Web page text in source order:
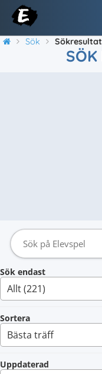
Sök Sökresultat
SÖK
Sök endast
Sortera
Uppdaterad